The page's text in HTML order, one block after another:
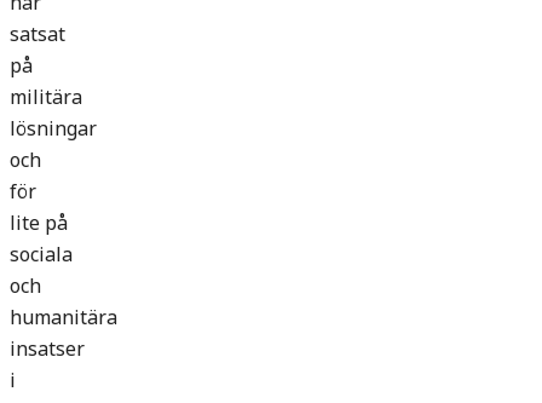
satsat
på
militära
lösningar
och
för
lite på
sociala
och
humanitära
insatser
i